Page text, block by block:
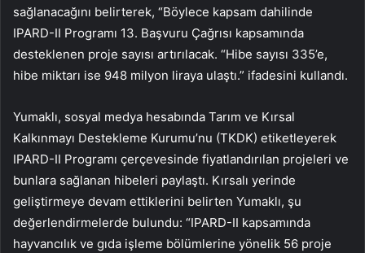
sağlanacağını belirterek, “Böylece kapsam dahilinde
IPARD-II Programı 13. Başvuru Çağrısı kapsamında
desteklenen proje sayısı artırılacak. “Hibe sayısı 335’e,
hibe miktarı ise 948 milyon liraya ulaştı.” ifadesini kullandı.
Yumaklı, sosyal medya hesabında Tarım ve Kırsal
Kalkınmayı Destekleme Kurumu’nu (TKDK) etiketleyerek
IPARD-II Programı çerçevesinde fiyatlandırılan projeleri ve
bunlara sağlanan hibeleri paylaştı. Kırsalı yerinde
geliştirmeye devam ettiklerini belirten Yumaklı, şu
değerlendirmelerde bulundu: “IPARD-II kapsamında
hayvancılık ve gıda işleme bölümlerine yönelik 56 proje